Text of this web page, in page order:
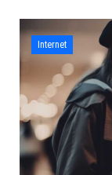
Internet